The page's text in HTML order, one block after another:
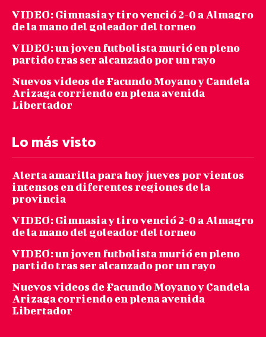
VIDEO: Gimnasia y tiro venció 2-0 a Almagro
de la mano del goleador del torneo
VIDEO: un joven futbolista murió en pleno
partido tras ser alcanzado por un rayo
Nuevos videos de Facundo Moyano y Candela
Arizaga corriendo en plena avenida
Libertador
Lo más visto
Alerta amarilla para hoy jueves por vientos
intensos en diferentes regiones de la
provincia
VIDEO: Gimnasia y tiro venció 2-0 a Almagro
de la mano del goleador del torneo
VIDEO: un joven futbolista murió en pleno
partido tras ser alcanzado por un rayo
Nuevos videos de Facundo Moyano y Candela
Arizaga corriendo en plena avenida
Libertador